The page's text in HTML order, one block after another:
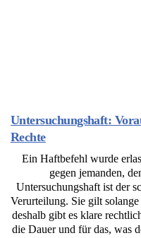
Untersuchungshaft:
Rechte
Ein Haftbefehl wurde
gegen jemanden,
Untersuchungshaft ist der
Verurteilung. Sie gilt
deshalb gibt es klare
die Dauer und für das, was